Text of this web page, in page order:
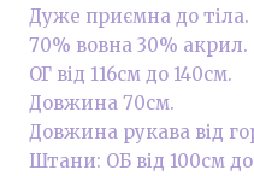
Дуже приємна до тіла.
70% вовна 30% акрил.
ОГ від 116см до 140см.
Довжина 70см.
Довжина рукава від
Штани: ОБ від 100см до